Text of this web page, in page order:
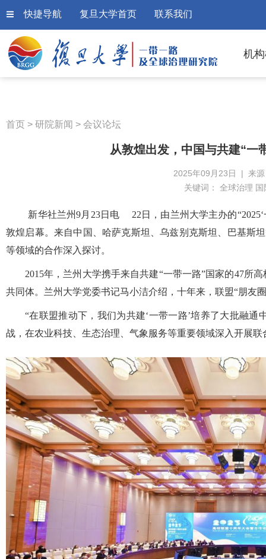
快捷导航 复旦大学首页 联系我们
机
首页 > 研院新闻 > 会议论坛
从敦煌出发，中国与共建“一
2025年09月23日 | 来
关键词： 全球治理 国
新华社兰州9月23日电 22日，由兰州大学主办的“2025‘
敦煌启幕。来自中国、哈萨克斯坦、乌兹别克斯坦、巴基斯
等领域的合作深入探讨。
2015年，兰州大学携手来自共建“一带一路”国家的47所高
共同体。兰州大学党委书记马小洁介绍，十年来，联盟“朋友
“在联盟推动下，我们为共建‘一带一路’培养了大批融通
战，在农业科技、生态治理、气象服务等重要领域深入开展联